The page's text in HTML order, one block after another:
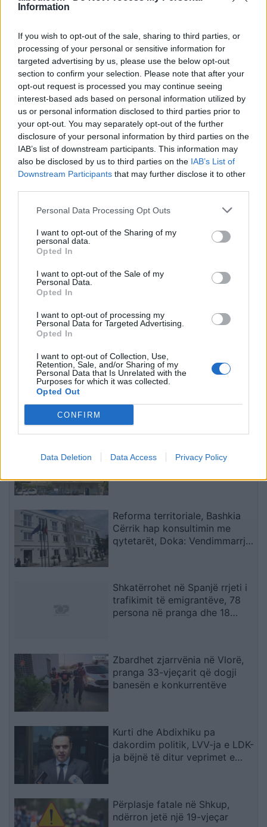
Information
If you wish to opt-out of the sale, sharing to third parties, or
processing of your personal or sensitive information for
targeted advertising by us, please use the below opt-out
section to confirm your selection. Please note that after your
opt-out request is processed you may continue seeing
interest-based ads based on personal information utilized by
us or personal information disclosed to third parties prior to
your opt-out. You may separately opt-out of the further
disclosure of your personal information by third parties on the
IAB’s list of downstream participants. This information may
also be disclosed by us to third parties on the IAB’s List of
Downstream Participants that may further disclose it to other
Personal Data Processing Opt Outs
I want to opt-out of the Sharing of my
personal data.
Opted In
I want to opt-out of the Sale of my
Personal Data.
Opted In
I want to opt-out of processing my
Personal Data for Targeted Advertising.
Opted In
I want to opt-out of Collection, Use,
Retention, Sale, and/or Sharing of my
Personal Data that Is Unrelated with the
Purposes for which it was collected.
Opted Out
CONFIRM
Data Deletion Data Access Privacy Policy
qytetarëve, jo te
Ilir Beqaj doli nga burgu,
vajza e ish-ministrit të
Shëndetësisë heq dorë
nga shtetësia shqiptare
U arrestua në Rinas,
gjykata e Tiranës lë në
burg aktivisten turke,
Julide Yazici
vjeçari goditet nga motori
dhe makina, arrestohet
shoferi që iku
reagon presidenti i
Hetimet për vrasjen e
Edmond Sulës, kontrolle
në Bërxullë dhe
shoqërime personash për
t’u marrë në pyetje
Argjentina e “dashuruar”
me Infantinon, federata
del me deklaratë zyrtare:
Model transparent
të fundit
pa jetë në apartament,
disa ditësh
Reforma territoriale, Bashkia
Cërrik hap konsultimin me
qytetarët, Doka: Vendimmarrja
Shkatërrohet në Spanjë rrjeti i
trafikimit të emigrantëve, 78
persona në pranga dhe 18
Zbardhet zjarrvënia në Vlorë,
pranga 33-vjeçarit që dogji
banesën e konkurrentëve
Kurti dhe Abdixhiku pa
dakordim politik, LVV-ja e LDK-
ja bëjnë të ditur veprimet e
Përplasje fatale në Shkup,
ndërron jetë një 19-vjeçar